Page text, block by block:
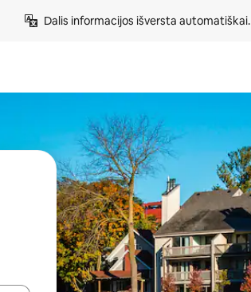
Dalis informacijos išversta automatiškai.